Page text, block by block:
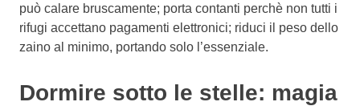
può calare bruscamente; porta contanti perchè non tutti i
rifugi accettano pagamenti elettronici; riduci il peso dello
zaino al minimo, portando solo l’essenziale.
Dormire sotto le stelle: magia